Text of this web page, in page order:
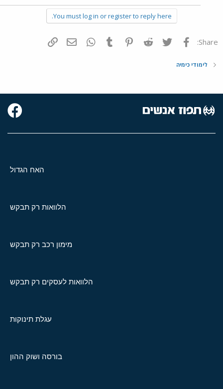
You must log in or register to reply here.
Share: פייסבוק Twitter
Reddit
Pinterest
Tumblr
WhatsAppדואר אלקטרוני
לימודי כימיה
האח הגדול
הלוואות רק תבקש
מימון רכב רק תבקש
הלוואות לעסקים רק תבקש
עגלת תינוקות
בורסה ושוק ההון